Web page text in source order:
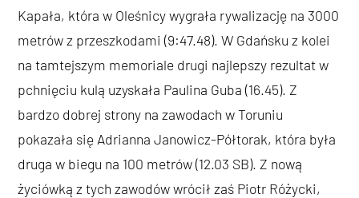
Kapała, która w Oleśnicy wygrała rywalizację na 3000
metrów z przeszkodami (9:47.48). W Gdańsku z kolei
na tamtejszym memoriale drugi najlepszy rezultat w
pchnięciu kulą uzyskała Paulina Guba (16.45). Z
bardzo dobrej strony na zawodach w Toruniu
pokazała się Adrianna Janowicz-Półtorak, która była
druga w biegu na 100 metrów (12.03 SB). Z nową
życiówką z tych zawodów wrócił zaś Piotr Różycki,